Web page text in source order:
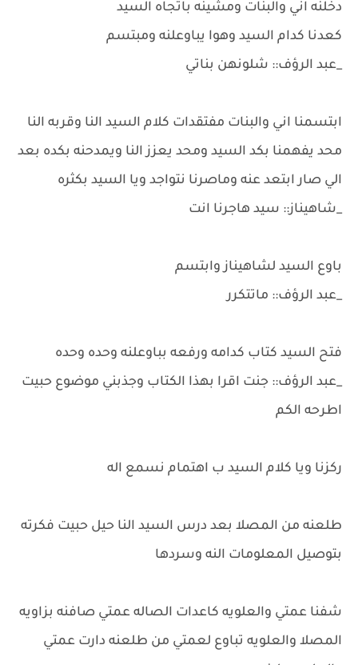
دخلنه اني والبنات ومشينه باتجاه السيد
كعدنا كدام السيد وهوا يباوعلنه ومبتسم
_عبد الرؤف:: شلونهن بناتي
ابتسمنا اني والبنات مفتقدات كلام السيد النا وقربه النا
محد يفهمنا بكد السيد ومحد يعزز النا ويمدحنه بكده بعد
الي صار ابتعد عنه وماصرنا نتواجد ويا السيد بكثره
_شاهيناز:: سيد هاجرنا انت
باوع السيد لشاهيناز وابتسم
_عبد الرؤف:: ماتتكرر
فتح السيد كتاب كدامه ورفعه بباوعلنه وحده وحده
_عبد الرؤف:: جنت اقرا بهذا الكتاب وجذبني موضوع حبيت
اطرحه الكم
ركزنا ويا كلام السيد ب اهتمام نسمع اله
طلعنه من المصلا بعد درس السيد النا حيل حبيت فكرته
بتوصيل المعلومات النه وسردها
شفنا عمتي والعلويه كاعدات الصاله عمتي صافنه بزاويه
المصلا والعلويه تباوع لعمتي من طلعنه دارت عمتي